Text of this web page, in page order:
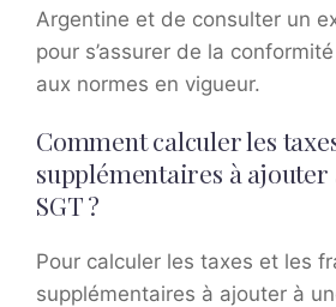
Argentine et de consulter un
pour s’assurer de la
aux normes en vigueur.
Comment calculer les
supplémentaires à ajouter
SGT ?
Pour calculer les taxes et les
supplémentaires à ajouter à